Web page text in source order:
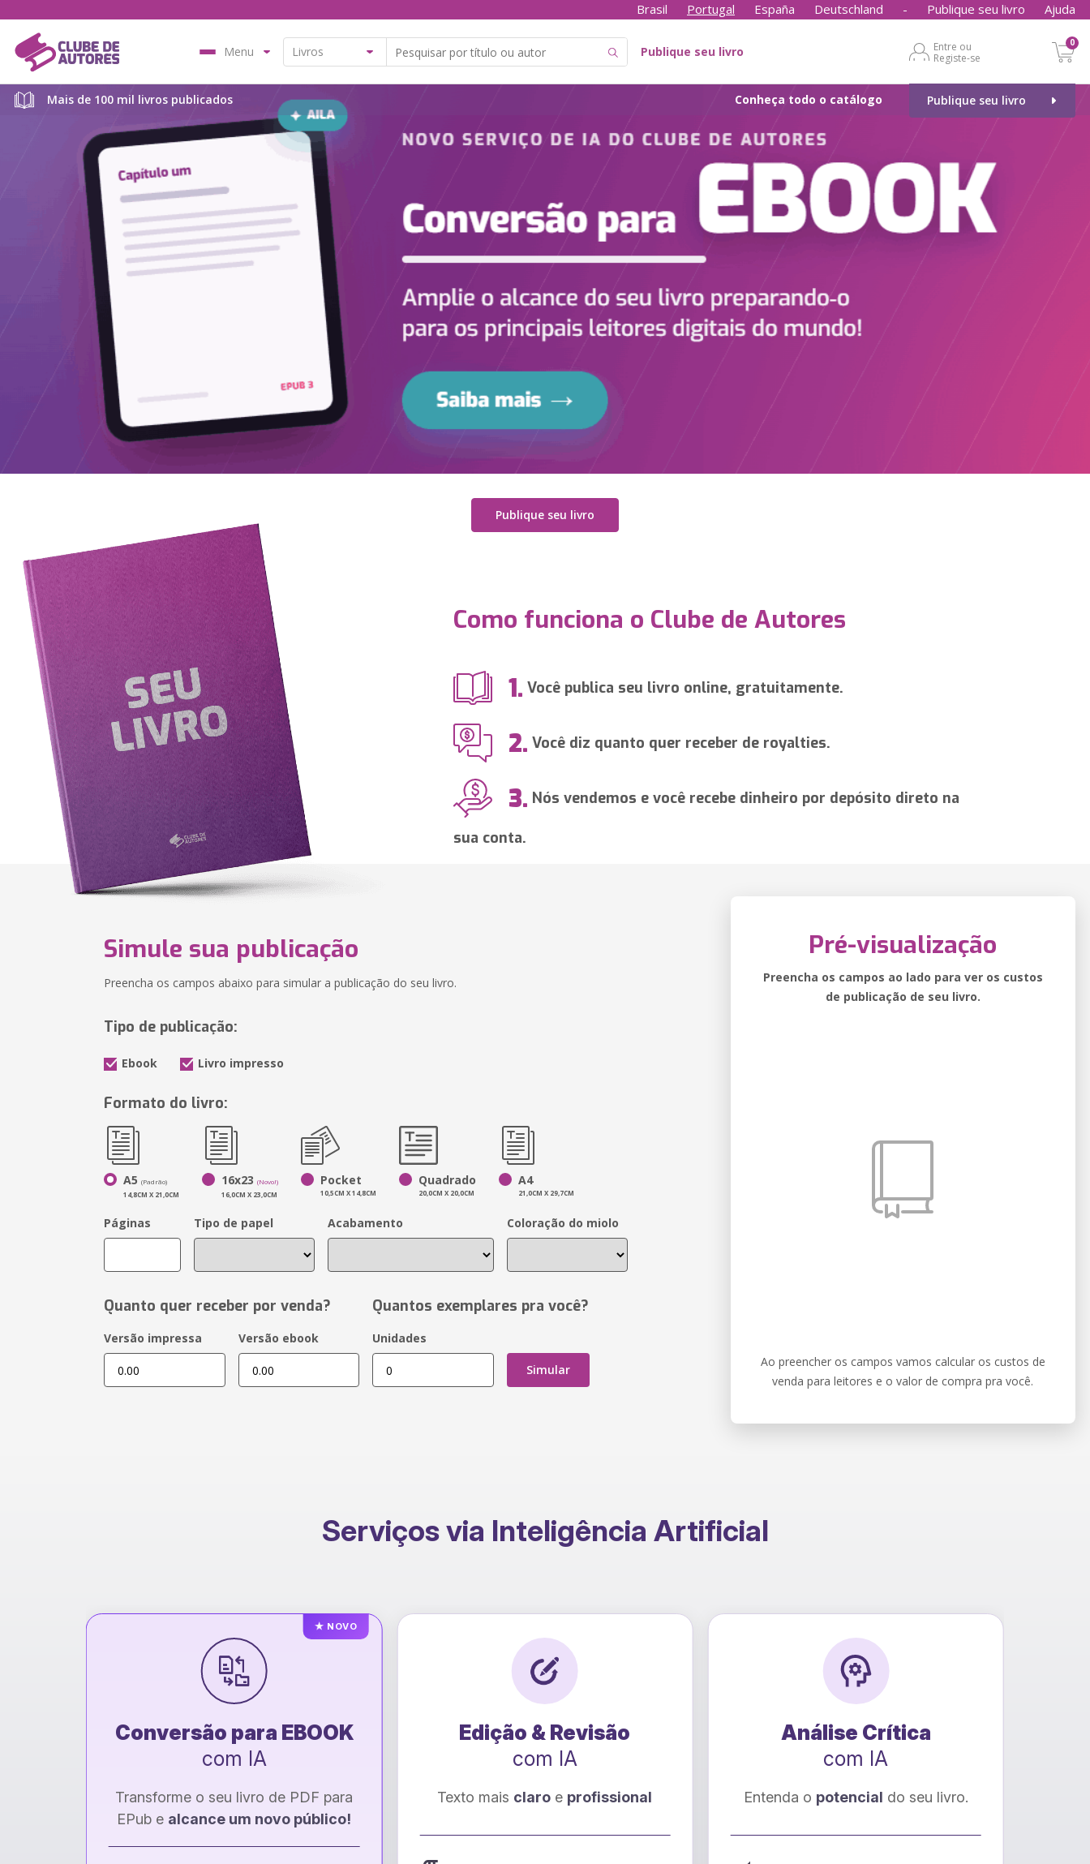
Brasil Portugal España Deutschland - Publique seu livro Ajuda
Menu Publique seu livro
Entre ou
Registe-se
0
Publique seu livro
Mais de 100 mil livros publicados Conheça todo o catálogo
Publique seu livro
Como funciona o Clube de Autores
1. Você publica seu livro online, gratuitamente.
2. Você diz quanto quer receber de royalties.
3. Nós vendemos e você recebe dinheiro por depósito direto na
sua conta.
Simule sua publicação
Preencha os campos abaixo para simular a publicação do seu livro.
Tipo de publicação:
Ebook Livro impresso
Formato do livro:
A5(Padrão)
14,8CM X 21,0CM
16x23(Novo!)
16,0CM X 23,0CM
Pocket
10,5CM X 14,8CM
Quadrado
20,0CM X 20,0CM
A4
21,0CM X 29,7CM
Páginas Tipo de papel Acabamento Coloração do miolo
Quanto quer receber por venda?
Versão impressa Versão ebook
Quantos exemplares pra você?
Unidades
Simular
Pré-visualização
Preencha os campos ao lado para ver os custos
de publicação de seu livro.
Ao preencher os campos vamos calcular os custos de
venda para leitores e o valor de compra pra você.
Serviços via Inteligência Artificial
★ NOVO
Conversão para EBOOK
com IA
Transforme o seu livro de PDF para
EPub e alcance um novo público!
Edição & Revisão
com IA
Texto mais claro e profissional
Análise Crítica
com IA
Entenda o potencial do seu livro.